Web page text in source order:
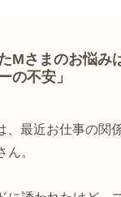
Mさまのお悩み
の不安」
、最近お仕事の関
ん。